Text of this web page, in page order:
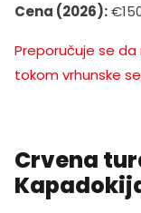
Cena (2026):
Preporučuje se
tokom vrhunske
Crvena